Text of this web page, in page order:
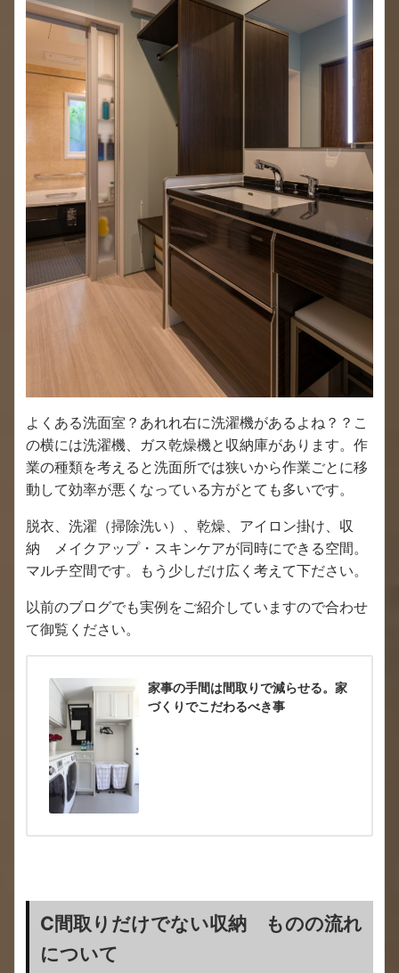
よくある洗面室？あれれ右に洗濯機があるよね？？こ
の横には洗濯機、ガス乾燥機と収納庫があります。作
業の種類を考えると洗面所では狭いから作業ごとに移
動して効率が悪くなっている方がとても多いです。
脱衣、洗濯（掃除洗い）、乾燥、アイロン掛け、収
納 メイクアップ・スキンケアが同時にできる空間。
マルチ空間です。もう少しだけ広く考えて下ださい。
以前のブログでも実例をご紹介していますので合わせ
て御覧ください。
家事の手間は間取りで減らせる。家
づくりでこだわるべき事
C間取りだけでない収納 ものの流れ
について